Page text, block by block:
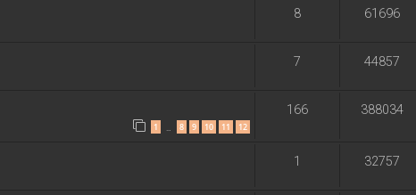
8 61696
7 44857
1 … 8 9 10 11 12
166 388034
1 32757